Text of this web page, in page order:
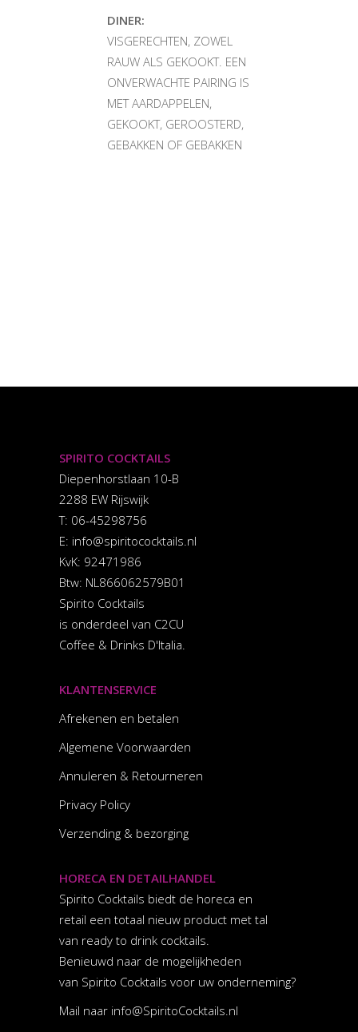
DINER:
VISGERECHTEN, ZOWEL
RAUW ALS GEKOOKT. EEN
ONVERWACHTE PAIRING IS
MET AARDAPPELEN,
GEKOOKT, GEROOSTERD,
GEBAKKEN OF GEBAKKEN
SPIRITO COCKTAILS
Diepenhorstlaan 10-B
2288 EW Rijswijk
T: 06-45298756
E: info@spiritococktails.nl
KvK: 92471986
Btw: NL866062579B01
Spirito Cocktails
is onderdeel van C2CU
Coffee & Drinks D'Italia.
KLANTENSERVICE
Afrekenen en betalen
Algemene Voorwaarden
Annuleren & Retourneren
Privacy Policy
Verzending & bezorging
HORECA EN DETAILHANDEL
Spirito Cocktails biedt de horeca en
retail een totaal nieuw product met tal
van ready to drink cocktails.
Benieuwd naar de mogelijkheden
van Spirito Cocktails voor uw onderneming?
Mail naar info@SpiritoCocktails.nl